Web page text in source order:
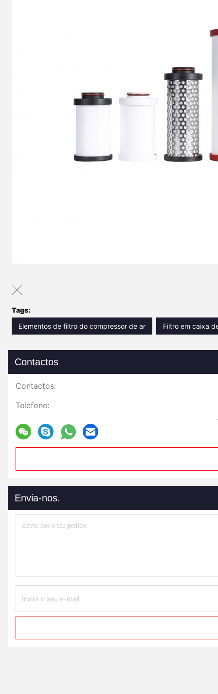
Tags:
Elementos de filtro do compressor de ar
Filtro em caixa
Contactos
Contactos:
Telefone:
Envia-nos.